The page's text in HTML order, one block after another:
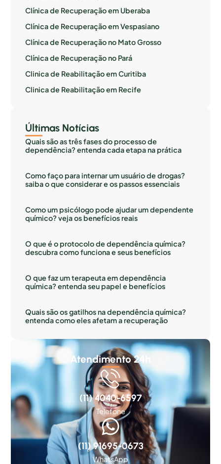
Clínica de Recuperação em Uberaba
Clínica de Recuperação em Vespasiano
Clínica de Recuperação no Mato Grosso
Clínica de Recuperação no Pará
Clinica de Reabilitação em Curitiba
Clinica de Reabilitação em Recife
Últimas Notícias
Quais são as três fases do processo de
dependência? entenda cada etapa na prática
Como faço para internar um usuário de drogas?
saiba o que considerar e os passos essenciais
Como um psicólogo pode ajudar um dependente
químico? veja os benefícios reais
O que é o protocolo de dependência química?
descubra como funciona e seus benefícios
O que faz um terapeuta em dependência
química? entenda seu papel e benefícios
Quais são os gatilhos na dependência química?
entenda como eles afetam a recuperação
Atendimento 24h
(11) 4040-6597
Telefone
(11) 91695-0673
WhatsApp